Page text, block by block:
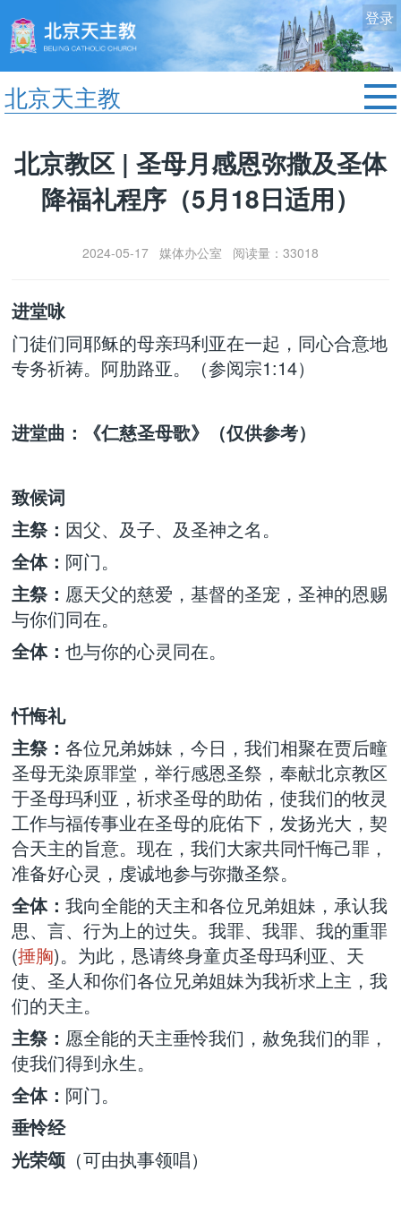
登录
北京天主教
教区动态
修院生活
政策法规
时事新闻
北京教区 | 圣母月感恩弥撒及圣体
降福礼程序（5月18日适用）
2024-05-17 媒体办公室 阅读量：33018
进堂咏
门徒们同耶稣的母亲玛利亚在一起，同心合意地
专务祈祷。阿肋路亚。（参阅宗1:14）
进堂曲：《仁慈圣母歌》（仅供参考）
致候词
主祭： 因父、及子、及圣神之名。
全体： 阿门。
主祭： 愿天父的慈爱，基督的圣宠，圣神的恩赐
与你们同在。
全体： 也与你的心灵同在。
忏悔礼
主祭： 各位兄弟姊妹，今日，我们相聚在贾后疃
圣母无染原罪堂，举行感恩圣祭，奉献北京教区
于圣母玛利亚，祈求圣母的助佑，使我们的牧灵
工作与福传事业在圣母的庇佑下，发扬光大，契
合天主的旨意。现在，我们大家共同忏悔己罪，
准备好心灵，虔诚地参与弥撒圣祭。
全体： 我向全能的天主和各位兄弟姐妹，承认我
思、言、行为上的过失。我罪、我罪、我的重罪
(捶胸)。为此，恳请终身童贞圣母玛利亚、天
使、圣人和你们各位兄弟姐妹为我祈求上主，我
们的天主。
主祭： 愿全能的天主垂怜我们，赦免我们的罪，
使我们得到永生。
全体： 阿门。
垂怜经
光荣颂 （可由执事领唱）